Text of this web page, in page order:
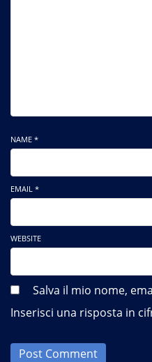
NAME *
EMAIL *
WEBSITE
Salva il mio nome,
Inserisci una risposta in
Post Comment